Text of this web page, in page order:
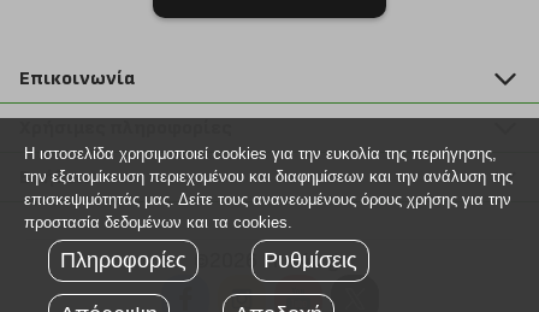
Επικοινωνία
211 2000 700
info@plus4u.gr
Η εταιρία
Σημεία παραλαβής
Ευκαιρίες καριέρας
Όροι χρήσης
Βοήθεια
Εξέλιξη παραγγελίας
Τρόποι παραγγελίας
Τρόποι πληρωμής
©2026 Plus4u.gr
Η ιστοσελίδα χρησιμοποιεί cookies για την ευκολία της περιήγησης,
την εξατομίκευση περιεχομένου και διαφημίσεων και την ανάλυση της
επισκεψιμότητάς μας. Δείτε τους ανανεωμένους όρους χρήσης για την
προστασία δεδομένων και τα cookies.
Πληροφορίες Ρυθμίσεις